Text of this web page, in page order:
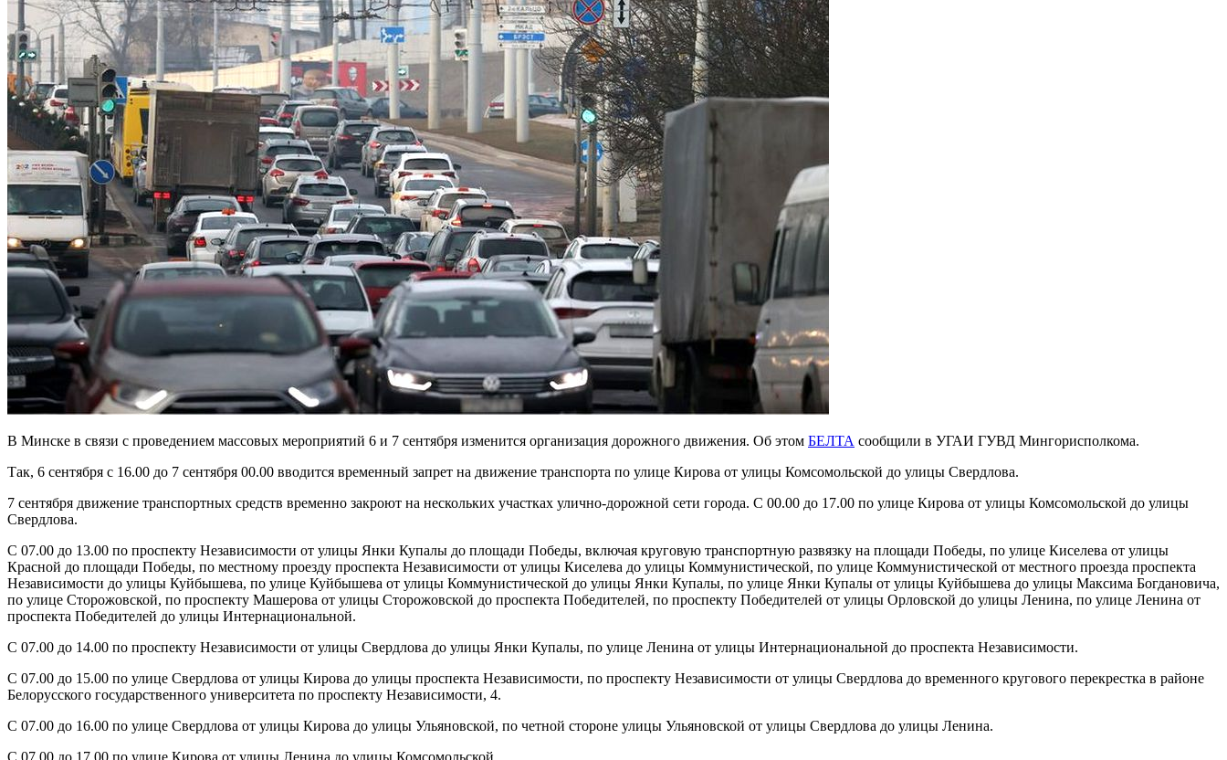
В Минске в связи с проведением массовых мероприятий 6 и 7 сентября изменится организация дорожного движения. Об этом БЕЛТА сообщили в УГАИ ГУВД Мингорисполкома.
Так, 6 сентября с 16.00 до 7 сентября 00.00 вводится временный запрет на движение транспорта по улице Кирова от улицы Комсомольской до улицы Свердлова.
7 сентября движение транспортных средств временно закроют на нескольких участках улично-дорожной сети города. С 00.00 до 17.00 по улице Кирова от улицы Комсомольской до улицы
Свердлова.
С 07.00 до 13.00 по проспекту Независимости от улицы Янки Купалы до площади Победы, включая круговую транспортную развязку на площади Победы, по улице Киселева от улицы
Красной до площади Победы, по местному проезду проспекта Независимости от улицы Киселева до улицы Коммунистической, по улице Коммунистической от местного проезда проспекта
Независимости до улицы Куйбышева, по улице Куйбышева от улицы Коммунистической до улицы Янки Купалы, по улице Янки Купалы от улицы Куйбышева до улицы Максима Богдановича,
по улице Сторожовской, по проспекту Машерова от улицы Сторожовской до проспекта Победителей, по проспекту Победителей от улицы Орловской до улицы Ленина, по улице Ленина от
проспекта Победителей до улицы Интернациональной.
С 07.00 до 14.00 по проспекту Независимости от улицы Свердлова до улицы Янки Купалы, по улице Ленина от улицы Интернациональной до проспекта Независимости.
С 07.00 до 15.00 по улице Свердлова от улицы Кирова до улицы проспекта Независимости, по проспекту Независимости от улицы Свердлова до временного кругового перекрестка в районе
Белорусского государственного университета по проспекту Независимости, 4.
С 07.00 до 16.00 по улице Свердлова от улицы Кирова до улицы Ульяновской, по четной стороне улицы Ульяновской от улицы Свердлова до улицы Ленина.
С 07.00 до 17.00 по улице Кирова от улицы Ленина до улицы Комсомольской.